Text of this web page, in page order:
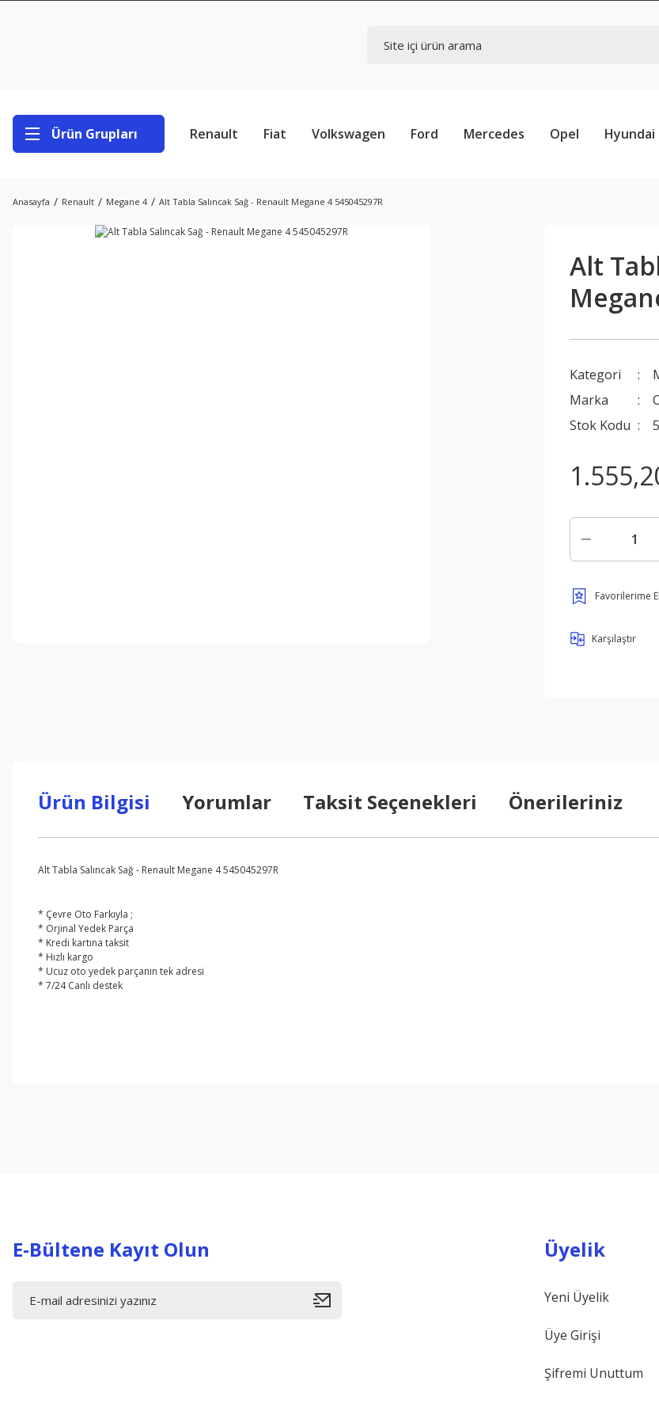
Ürün Grupları Renault Fiat Volkswagen Ford Mercedes Opel Hyundai
Anasayfa Renault Megane 4 Alt Tabla Salıncak Sağ - Renault Megane 4 545045297R
Alt
Kategori
Marka
Stok Kodu
Karşılaştır
Ürün Bilgisi Yorumlar Taksit Seçenekleri Önerileriniz
Alt Tabla Salıncak Sağ - Renault Megane 4 545045297R
* Çevre Oto Farkıyla ;
* Orjinal Yedek Parça
* Kredi kartına taksit
* Hızlı kargo
* Ucuz oto yedek parçanın tek adresi
* 7/24 Canlı destek
E-Bültene Kayıt Olun Üyelik
Yeni Üyelik
Üye Girişi
Şifremi Unuttum